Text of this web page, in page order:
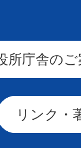
所庁舎の
リンク・